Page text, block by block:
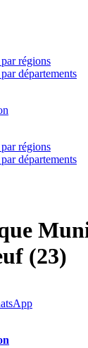
régions
départements
régions
départements
(23)